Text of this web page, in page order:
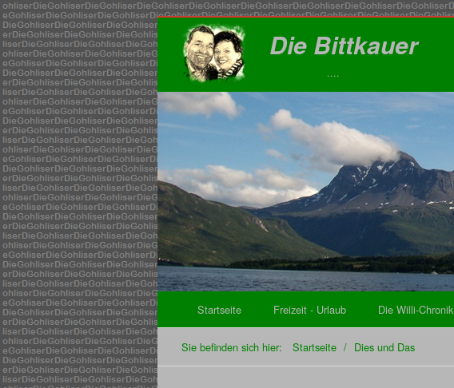
Die Bittkauer
....
Startseite Freizeit - Urlaub Die Willi-Chronik
Sie befinden sich hier: Startseite / Dies und Das